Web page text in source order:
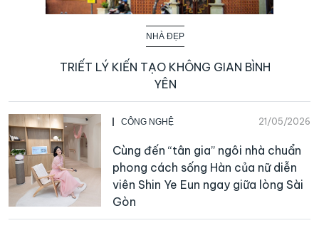
NHÀ ĐẸP
TRIẾT LÝ KIẾN TẠO KHÔNG GIAN BÌNH
YÊN
CÔNG NGHỆ 21/05/2026
Cùng đến “tân gia” ngôi nhà chuẩn
phong cách sống Hàn của nữ diễn
viên Shin Ye Eun ngay giữa lòng Sài
Gòn